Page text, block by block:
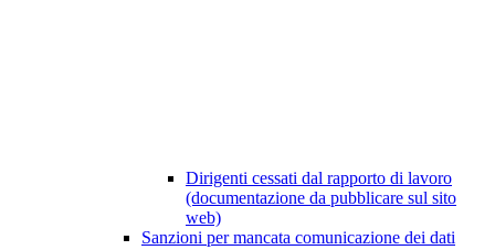
Dirigenti cessati dal rapporto di lavoro
(documentazione da pubblicare sul sito
web)
Sanzioni per mancata comunicazione dei dati